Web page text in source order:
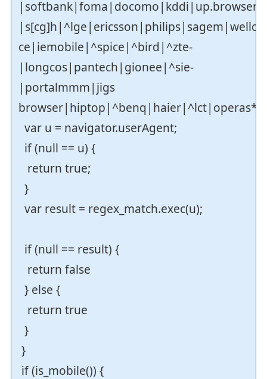
ce|iemobile|^spice|^bird|^zte-
|longcos|pantech|gionee|^sie-
|portalmmm|jigs
var u = navigator.userAgent;
if (null == u) {
return true;
}
var result = regex_match.exec(u);
if (null == result) {
return false
} else {
return true
}
}
if (is_mobile()) {